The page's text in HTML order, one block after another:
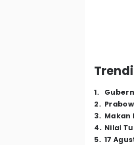
1.
2.
3. Makan
4. Nilai
5. 17